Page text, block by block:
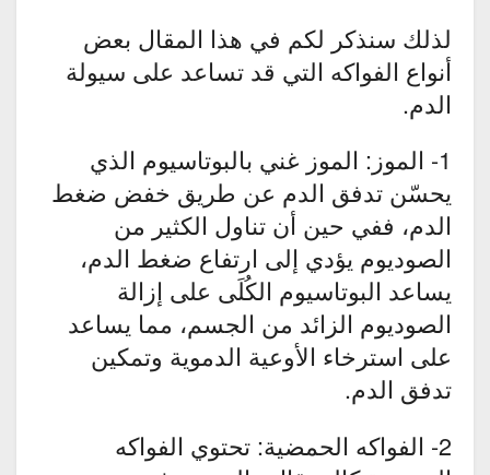
لذلك سنذكر لكم في هذا المقال بعض
أنواع الفواكه التي قد تساعد على سيولة
الدم.
1- الموز: الموز غني بالبوتاسيوم الذي
يحسّن تدفق الدم عن طريق خفض ضغط
الدم، ففي حين أن تناول الكثير من
الصوديوم يؤدي إلى ارتفاع ضغط الدم،
يساعد البوتاسيوم الكُلَى على إزالة
الصوديوم الزائد من الجسم، مما يساعد
على استرخاء الأوعية الدموية وتمكين
تدفق الدم.
2- الفواكه الحمضية: تحتوي الفواكه